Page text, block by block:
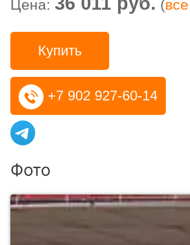
Цена: (
Купить
+7 902 927-60-14
Фото